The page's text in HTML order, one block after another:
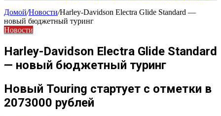
Домой/Новости/Harley-Davidson Electra Glide Standard —
новый бюджетный туринг
Новости
Harley-Davidson Electra Glide Standard
— новый бюджетный туринг
Новый Touring стартует с отметки в
2073000 рублей